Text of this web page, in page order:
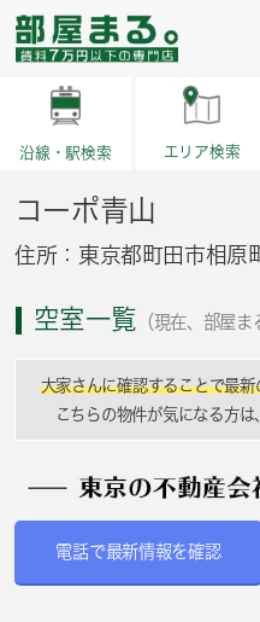
沿線・駅検索 エリア検索
コーポ青山
住所：東京都町田市相
空室一覧 （現在、部屋ま
大家さんに確認することで最新
こちらの物件が気になる方は
電話で最新情報を確認